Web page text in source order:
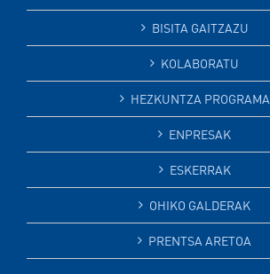
BISITA GAITZAZU
KOLABORATU
HEZKUNTZA PROGRAMA
ENPRESAK
ESKERRAK
OHIKO GALDERAK
PRENTSA ARETOA